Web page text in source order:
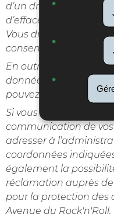
d’un droit d’accès, de
d’effacement des
Vous disposez
consentement à tout
En outre et excepté le
données présente un
pouvez, pour des
Si vous souhaitez
communication de
adresser à
coordonnées
également la
réclamation auprès
pour la protection des
Avenue du Rock'n'Roll,